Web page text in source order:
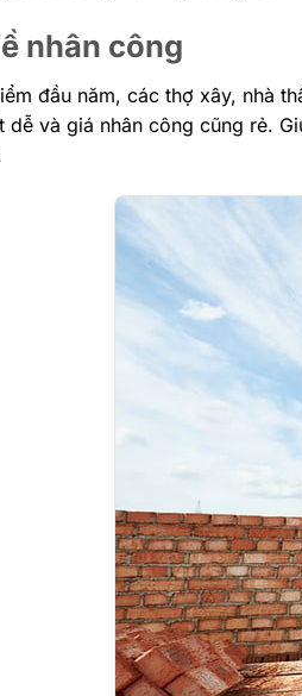
nhân công
đầu năm, các thợ xây, nhà
dễ và giá nhân công cũng rẻ.